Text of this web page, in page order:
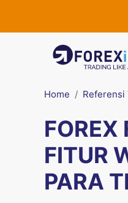
Home Referensi
FOREX
FITUR
PARA